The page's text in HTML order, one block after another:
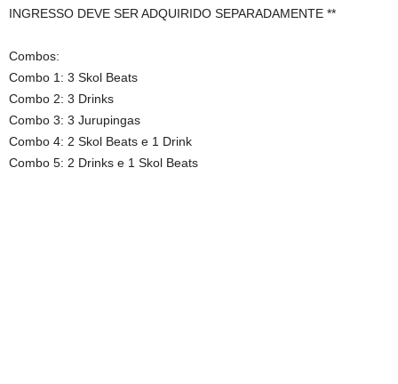
INGRESSO DEVE SER ADQUIRIDO SEPARADAMENTE **
Combos:
Combo 1: 3 Skol Beats
Combo 2: 3 Drinks
Combo 3: 3 Jurupingas
Combo 4: 2 Skol Beats e 1 Drink
Combo 5: 2 Drinks e 1 Skol Beats